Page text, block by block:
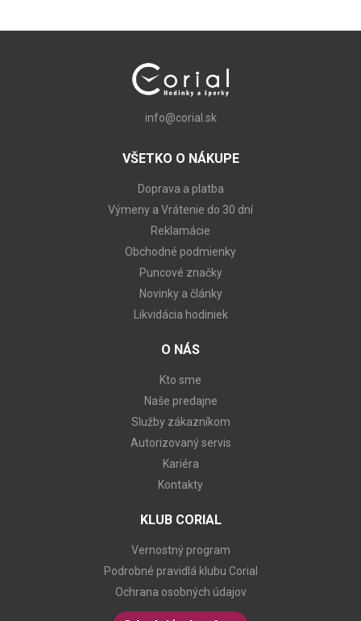
info@corial.sk
VŠETKO O NÁKUPE
Doprava a platba
Výmeny a Vrátenie do 30 dní
Reklamácie
Obchodné podmienky
Puncové značky
Novinky a články
Likvidácia hodiniek
O NÁS
Kto sme
Naše predajne
Služby zákazníkom
Autorizovaný servis
Kariéra
Kontakty
KLUB CORIAL
Vernostný program
Podrobné pravidlá klubu Corial
Ochrana osobných údajov